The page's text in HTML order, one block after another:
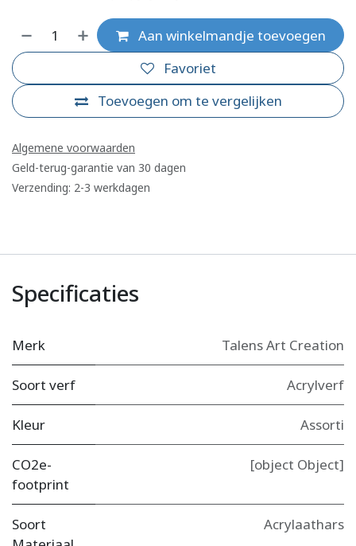
Aan winkelmandje toevoegen
Toevoegen om te vergelijken
Favoriet
Algemene voorwaarden
Geld-terug-garantie van 30 dagen
Verzending: 2-3 werkdagen
Specificaties
Merk Talens Art Creation
Soort verf Acrylverf
Kleur Assorti
CO2e-
footprint
[object Object]
Soort
Acrylaathars